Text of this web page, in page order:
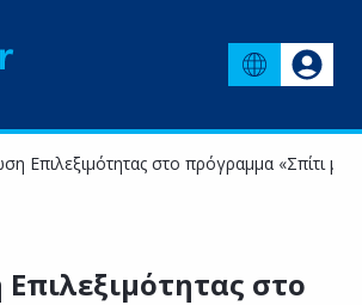
Επιλεξιμότητας στο πρόγραμμα «Σπίτι μου
στο